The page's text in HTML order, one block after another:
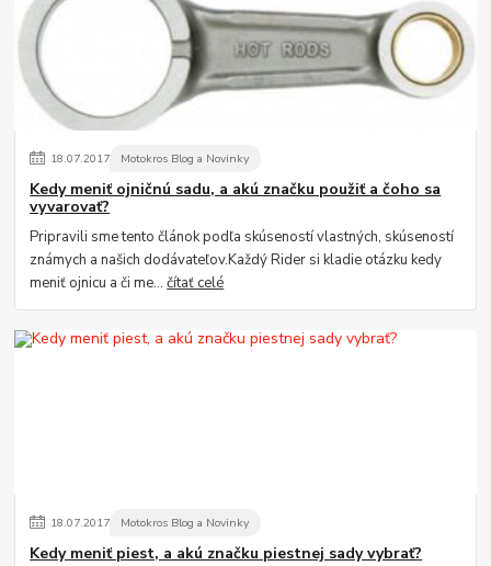
18.07.2017 Motokros Blog a Novinky
Kedy meniť ojničnú sadu, a akú značku použiť a čoho sa
vyvarovať?
Pripravili sme tento článok podľa skúseností vlastných, skúseností
známych a našich dodávateľov.Každý Rider si kladie otázku kedy
meniť ojnicu a či me...čítať celé
18.07.2017 Motokros Blog a Novinky
Kedy meniť piest, a akú značku piestnej sady vybrať?